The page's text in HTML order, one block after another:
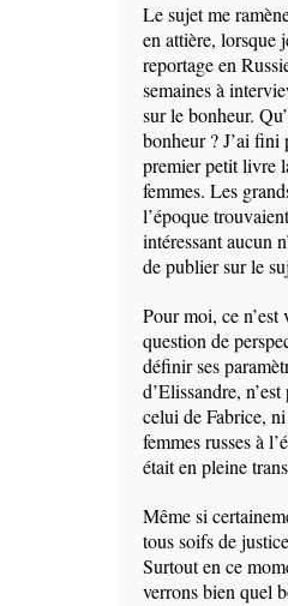
Le sujet me
en attière, lorsque
reportage en
semaines à
sur le bonheur.
bonheur ? J’ai fini
premier petit livre
femmes. Les
l’époque
intéressant aucun
de publier sur le
Pour moi, ce n’est
question de
définir ses
d’Elissandre,
celui de Fabrice,
femmes russes à
était en pleine
Même si
tous soifs de
Surtout en ce
verrons bien quel